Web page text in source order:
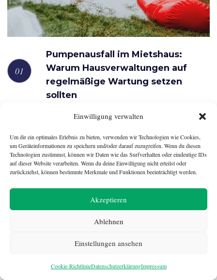
Einwilligung verwalten
Um dir ein optimales Erlebnis zu bieten, verwenden wir Technologien wie Cookies,
um Geräteinformationen zu speichern und/oder darauf zuzugreifen. Wenn du diesen
Technologien zustimmst, können wir Daten wie das Surfverhalten oder eindeutige IDs
auf dieser Website verarbeiten. Wenn du deine Einwilligung nicht erteilst oder
zurückziehst, können bestimmte Merkmale und Funktionen beeinträchtigt werden.
Akzeptieren
Ablehnen
Einstellungen ansehen
Cookie-RichtlinieDatenschutzerklärungImpressum
Pumpenausfall im Mietshaus:
Warum Hausverwaltungen auf
regelmäßige Wartung setzen
sollten
Wasser ausbleibt, die Heizung kalt bleibt oder der Keller
unter Wasser steht, ist die Ursache häufig eine defekte
Pumpe. Für Vermieter und Hausverwaltungen ist ein
solcher Ausfall kein technisches Randproblem, sondern ein
Steuererklärung ohne Stress: Warum
Feierabend zurückholen sollten
FW Redaktion 17. Juli 2026